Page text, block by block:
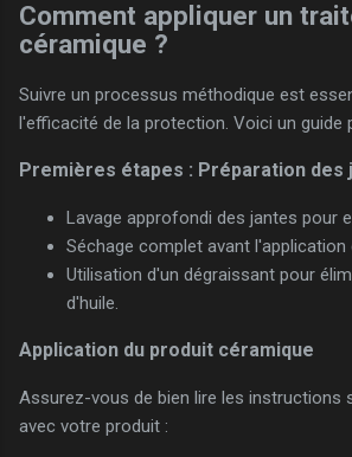
Comment appliquer un
céramique ?
Suivre un processus méthodique est
l'efficacité de la protection. Voici un guide
Premières étapes : Préparation des
Lavage approfondi des jantes pour
Séchage complet avant l'application
Utilisation d'un dégraissant pour
d'huile.
Application du produit céramique
Assurez-vous de bien lire les instructions
avec votre produit :